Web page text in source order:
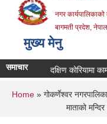
नगर कार्यपालिकाको
बागमती प्रदेश, नेपाल
मुख्य मेनु
समाचार दक्षिण कोरियामा
You are here
Home » गोकर्णेश्वर
माताको